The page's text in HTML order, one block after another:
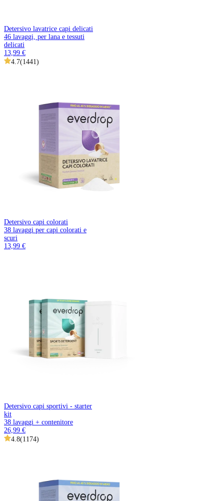
Detersivo lavatrice capi delicati
46 lavaggi, per lana e tessuti
delicati
13,99 €
4.7(1441)
Detersivo capi colorati
38 lavaggi per capi colorati e
scuri
13,99 €
Detersivo capi sportivi - starter
kit
38 lavaggi + contenitore
26,99 €
4.8(1174)